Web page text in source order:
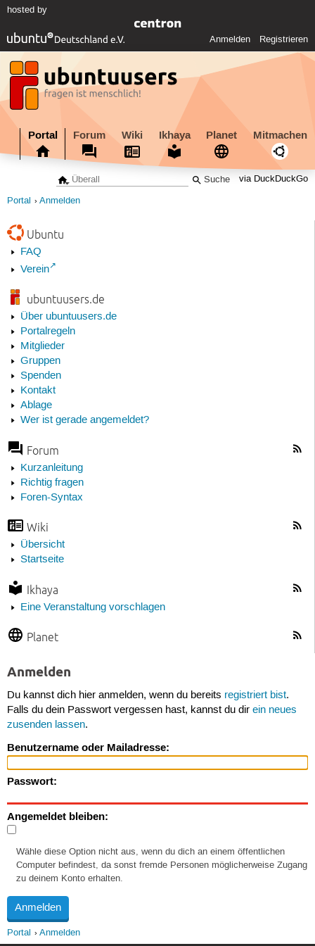
hosted by
Anmelden Registrieren
Portal Forum Wiki Ikhaya Planet Mitmachen
via DuckDuckGo
Portal Anmelden
Ubuntu
FAQ
Verein
ubuntuusers.de
Über ubuntuusers.de
Portalregeln
Mitglieder
Gruppen
Spenden
Kontakt
Ablage
Wer ist gerade angemeldet?
Forum
Kurzanleitung
Richtig fragen
Foren-Syntax
Wiki
Übersicht
Startseite
Ikhaya
Eine Veranstaltung vorschlagen
Planet
Anmelden
Du kannst dich hier anmelden, wenn du bereits registriert bist.
Falls du dein Passwort vergessen hast, kannst du dir ein neues
zusenden lassen.
Benutzername oder Mailadresse:
Passwort:
Angemeldet bleiben:
Wähle diese Option nicht aus, wenn du dich an einem öffentlichen
Computer befindest, da sonst fremde Personen möglicherweise Zugang
zu deinem Konto erhalten.
Portal Anmelden